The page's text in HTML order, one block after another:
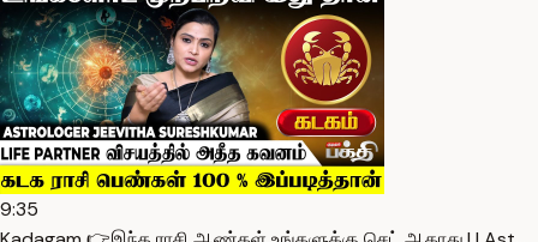
9:35